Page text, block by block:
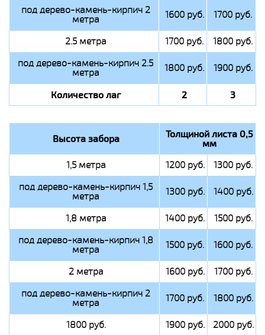
под дерево-камень-кирпич 2
метра 1600 руб. 1700 руб.
2.5 метра 1700 руб.
1800 руб.
под дерево-камень-кирпич 2.5
метра 1800 руб. 1900 руб.
Количество лаг 2 3
Высота забора Толщиной листа 0,5
мм
1,5 метра 1200 руб.
1300 руб.
под дерево-камень-кирпич 1,5
метра 1300 руб. 1400 руб.
1,8 метра 1400 руб.
1500 руб.
под дерево-камень-кирпич 1,8
метра 1500 руб. 1600 руб.
2 метра 1600 руб.
1700 руб.
под дерево-камень-кирпич 2
метра 1700 руб. 1800 руб.
1800 руб. 1900 руб.
2000 руб.